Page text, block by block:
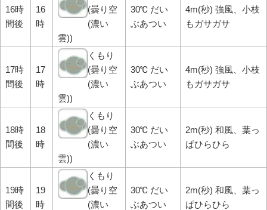
16時
間後
16
時
(曇り空
(濃い
雲))
30℃ だい
ぶあつい
4m(秒) 強風、小枝
もガサガサ
17時
間後
17
時
くもり
(曇り空
(濃い
雲))
30℃ だい
ぶあつい
4m(秒) 強風、小枝
もガサガサ
18時
間後
18
時
くもり
(曇り空
(濃い
雲))
30℃ だい
ぶあつい
2m(秒) 和風、葉っ
ぱひらひら
19時
間後
19
時
くもり
(曇り空
(濃い
30℃ だい
ぶあつい
2m(秒) 和風、葉っ
ぱひらひら